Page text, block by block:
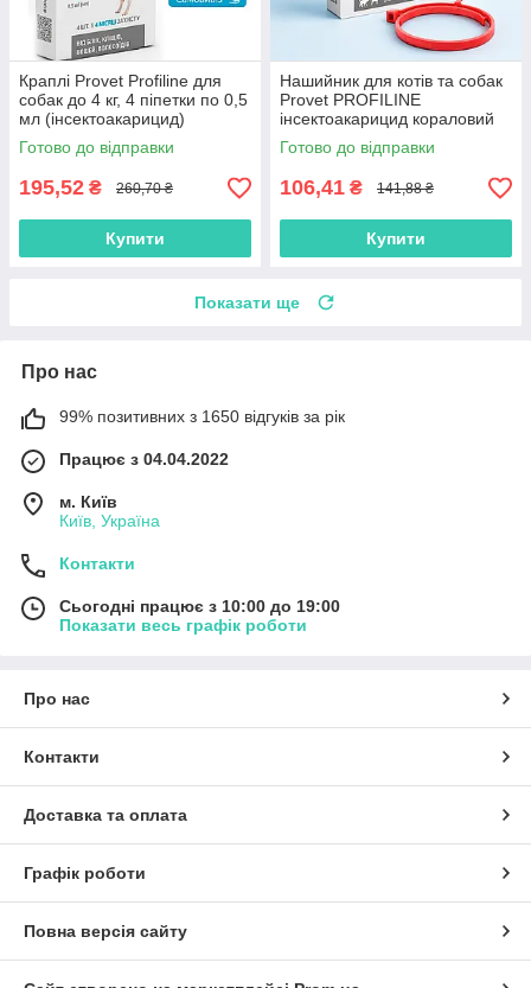
Краплі Provet Profiline для
собак до 4 кг, 4 піпетки по 0,5
мл (інсектоакарицид)
Готово до відправки
195,52 ₴ 260,70 ₴
Купити
Нашийник для котів та собак
Provet PROFILINE
інсектоакарицид кораловий
35 см
Готово до відправки
106,41 ₴ 141,88 ₴
Купити
Показати ще
Про нас
99% позитивних з 1650 відгуків за рік
Працює з 04.04.2022
м. Київ
Київ, Україна
Контакти
Сьогодні працює з 10:00 до 19:00
Показати весь графік роботи
Про нас
Контакти
Доставка та оплата
Графік роботи
Повна версія сайту